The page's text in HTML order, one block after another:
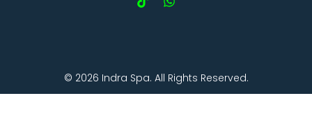
© 2026 Indra Spa. All Rights Reserved.